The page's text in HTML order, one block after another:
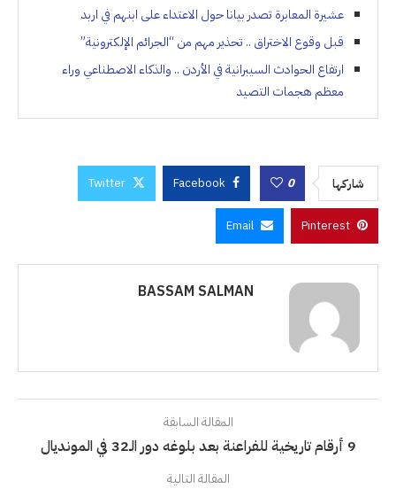
عشيرة المعابرة تصدر بيانا حول الاعتداء على ابنهم في اربد
قبل وقوع الاختراق .. تحذير مهم من “الجرائم الإلكترونية”
ارتفاع الحوادث السيبرانية في الأردن .. والذكاء الاصطناعي وراء
معظم هجمات التصيد
شاركها 0
Facebook
Twitter
Pinterest
Email
BASSAM SALMAN
المقالة السابقة
9 أرقام تاريخية للفراعنة بعد بلوغه دور الـ32 في المونديال
المقالة التالية